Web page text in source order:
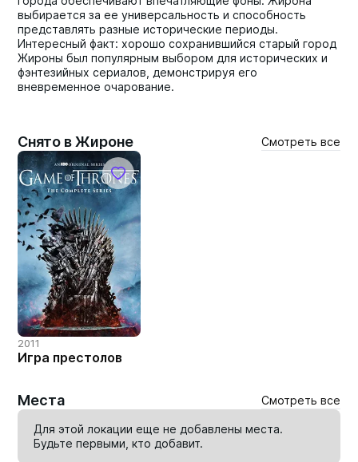
выбирается за ее универсальность и способность
представлять разные исторические периоды.
Интересный факт: хорошо сохранившийся старый город
Жироны был популярным выбором для исторических и
фэнтезийных сериалов, демонстрируя его
вневременное очарование.
Снято в Жироне Смотреть все
2011
Игра престолов
Места Смотреть все
Для этой локации еще не добавлены места.
Будьте первыми, кто добавит.